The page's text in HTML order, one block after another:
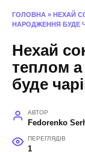
ГОЛОВНА » НЕХАЙ
НАРОДЖЕННЯ БУДЕ
Нехай
теплом
буде
АВТОР
Fedorenko
ПЕРЕГЛЯДІВ
1